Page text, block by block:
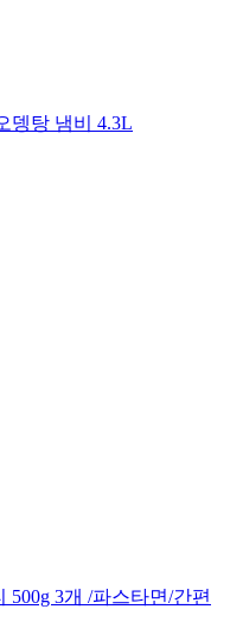
뎅탕 냄비 4.3L
500g 3개 /파스타면/간편